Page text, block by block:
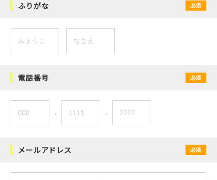
ふりがな 必須
電話番号 必須
- -
メールアドレス 必須